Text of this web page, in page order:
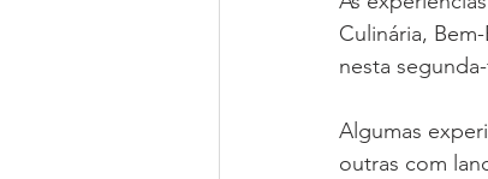
Culinária,
nesta
Algumas
outras com